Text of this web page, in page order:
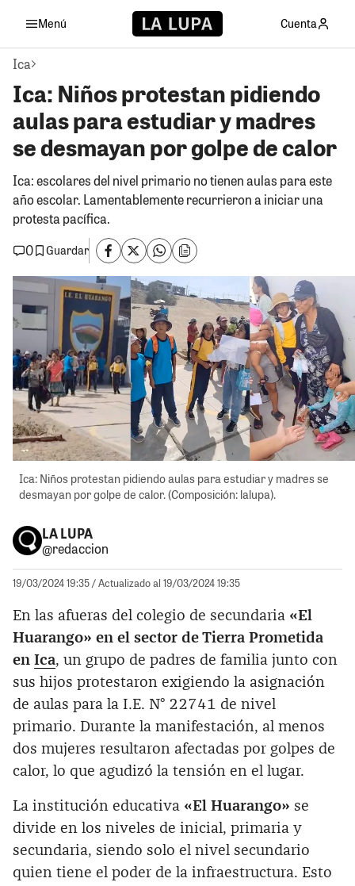
Menú Cuenta
Ica
Ica: Niños protestan pidiendo
aulas para estudiar y madres
se desmayan por golpe de calor
Ica: escolares del nivel primario no tienen aulas para este
año escolar. Lamentablemente recurrieron a iniciar una
protesta pacífica.
0
Guardar
Ica: Niños protestan pidiendo aulas para estudiar y madres se
desmayan por golpe de calor. (Composición: lalupa).
LA LUPA
@redaccion
19/03/2024 19:35/ Actualizado al 19/03/2024 19:35
En las afueras del colegio de secundaria «El
Huarango» en el sector de Tierra Prometida
en Ica, un grupo de padres de familia junto con
sus hijos protestaron exigiendo la asignación
de aulas para la I.E. N° 22741 de nivel
primario. Durante la manifestación, al menos
dos mujeres resultaron afectadas por golpes de
calor, lo que agudizó la tensión en el lugar.
La institución educativa «El Huarango» se
divide en los niveles de inicial, primaria y
secundaria, siendo solo el nivel secundario
quien tiene el poder de la infraestructura. Esto